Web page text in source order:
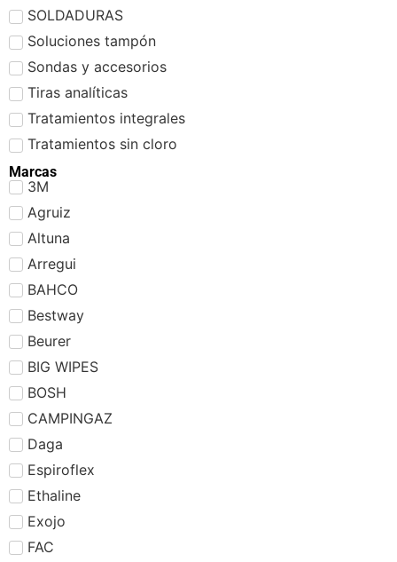
SOLDADURAS
Soluciones tampón
Sondas y accesorios
Tiras analíticas
Tratamientos integrales
Tratamientos sin cloro
Marcas
3M
Agruiz
Altuna
Arregui
BAHCO
Bestway
Beurer
BIG WIPES
BOSH
CAMPINGAZ
Daga
Espiroflex
Ethaline
Exojo
FAC